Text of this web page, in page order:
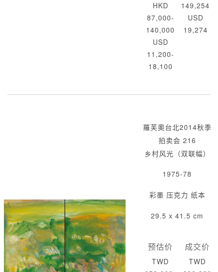
HKD
87,000-
140,000
USD
11,200-
18,100
149,254
USD
19,274
羅芙奧台北2014秋季
拍卖会 216
乡村风光（双联幅）
1975-78
彩墨 压克力 纸本
29.5 x 41.5 cm
预估价
TWD
成交价
TWD